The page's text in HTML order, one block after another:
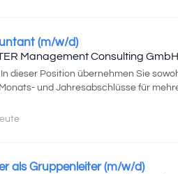
(m/w/d)
Management Consulting GmbH
In dieser Position übernehmen Sie
und Jahresabschlüsse für
als Gruppenleiter (m/w/d)